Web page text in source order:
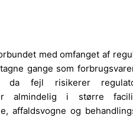
med omfanget af
gange som
da fejl risikerer
almindelig i større
affaldsvogne og